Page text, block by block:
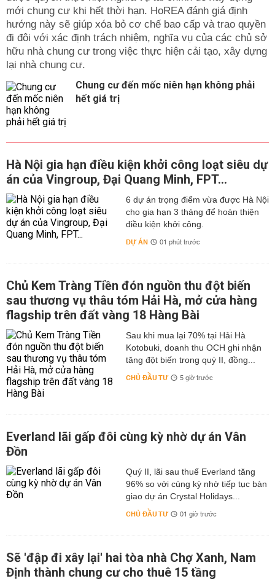
mới chung cư khi hết thời hạn. HoREA đánh giá định
hướng này sẽ giúp xóa bỏ cơ chế bao cấp và trao quyền
đi đôi với xác định trách nhiệm, nghĩa vụ của các chủ sở
hữu nhà chung cư trong việc thực hiện cải tạo, xây dựng
lại nhà chung cư.
Chung cư đến mốc niên hạn không phải
hết giá trị
Hà Nội gia hạn điều kiện khởi công loạt siêu dự
án của Vingroup, Đại Quang Minh, FPT...
6 dự án trọng điểm vừa được Hà Nội
cho gia hạn 3 tháng để hoàn thiện
điều kiện khởi công.
DỰ ÁN 01 phút trước
Chủ Kem Tràng Tiền đón nguồn thu đột biến
sau thương vụ thâu tóm Hải Hà, mở cửa hàng
flagship trên đất vàng 18 Hàng Bài
Sau khi mua lại 70% tại Hải Hà
Kotobuki, doanh thu OCH ghi nhận
tăng đột biến trong quý II, đồng...
CHỦ ĐẦU TƯ 5 giờ trước
Everland lãi gấp đôi cùng kỳ nhờ dự án Vân
Đồn
Quý II, lãi sau thuế Everland tăng
96% so với cùng kỳ nhờ tiếp tục bàn
giao dự án Crystal Holidays...
CHỦ ĐẦU TƯ 01 giờ trước
Sẽ 'đập đi xây lại' hai tòa nhà Chợ Xanh, Nam
Định thành chung cư cho thuê 15 tầng